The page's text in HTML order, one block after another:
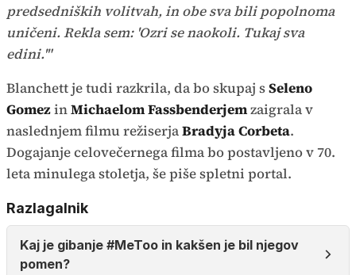
predsedniških volitvah, in obe sva bili popolnoma
uničeni. Rekla sem: 'Ozri se naokoli. Tukaj sva
edini.'"
Blanchett je tudi razkrila, da bo skupaj sSeleno
GomezinMichaelom Fassbenderjemzaigrala v
naslednjem filmu režiserjaBradyja Corbeta.
Dogajanje celovečernega filma bo postavljeno v 70.
leta minulega stoletja, še piše spletni portal.
Razlagalnik
Kaj je gibanje #MeToo in kakšen je bil njegov
pomen?